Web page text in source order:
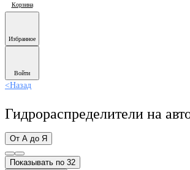
Корзина
Избранное
Войти
<Назад
Гидрораспределители на
От А до Я
Показывать по 32